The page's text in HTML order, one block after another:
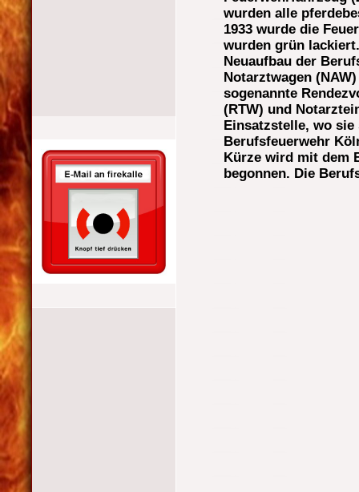
wurden alle
1933 wurde die
wurden grün
Neuaufbau der
Notarztwagen
sogenannte
(RTW) und
Einsatzstelle, wo sie
Berufsfeuerwehr
Kürze wird mit dem
begonnen. Die